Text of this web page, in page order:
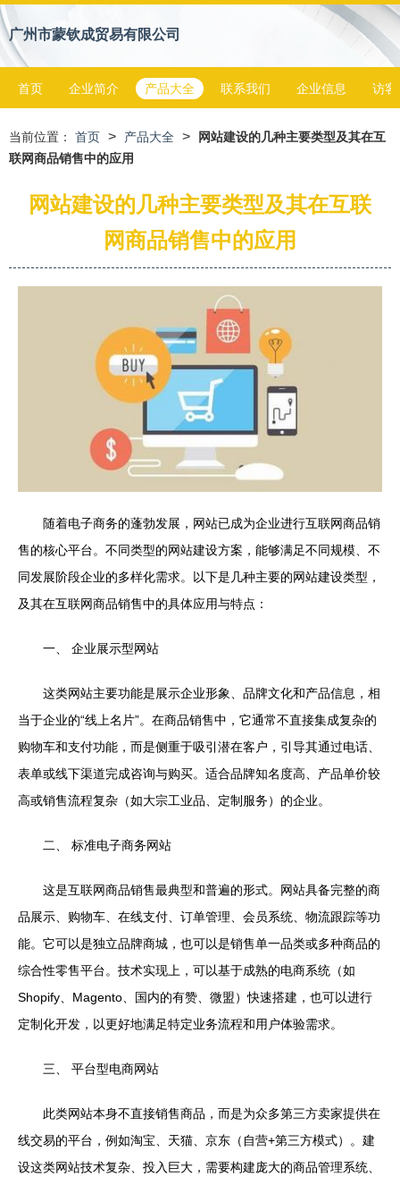
广州市蒙钦成贸易有限公司
首页 企业简介 产品大全 联系我们 企业信息 访客
当前位置： 首页 > 产品大全 >
网站建设的几种主要类型及其在互
联网商品销售中的应用
网站建设的几种主要类型及其在互联
网商品销售中的应用
随着电子商务的蓬勃发展，网站已成为企业进行互联网商品销
售的核心平台。不同类型的网站建设方案，能够满足不同规模、不
同发展阶段企业的多样化需求。以下是几种主要的网站建设类型，
及其在互联网商品销售中的具体应用与特点：
一、 企业展示型网站
这类网站主要功能是展示企业形象、品牌文化和产品信息，相
当于企业的“线上名片”。在商品销售中，它通常不直接集成复杂的
购物车和支付功能，而是侧重于吸引潜在客户，引导其通过电话、
表单或线下渠道完成咨询与购买。适合品牌知名度高、产品单价较
高或销售流程复杂（如大宗工业品、定制服务）的企业。
二、 标准电子商务网站
这是互联网商品销售最典型和普遍的形式。网站具备完整的商
品展示、购物车、在线支付、订单管理、会员系统、物流跟踪等功
能。它可以是独立品牌商城，也可以是销售单一品类或多种商品的
综合性零售平台。技术实现上，可以基于成熟的电商系统（如
Shopify、Magento、国内的有赞、微盟）快速搭建，也可以进行
定制化开发，以更好地满足特定业务流程和用户体验需求。
三、 平台型电商网站
此类网站本身不直接销售商品，而是为众多第三方卖家提供在
线交易的平台，例如淘宝、天猫、京东（自营+第三方模式）。建
设这类网站技术复杂、投入巨大，需要构建庞大的商品管理系统、